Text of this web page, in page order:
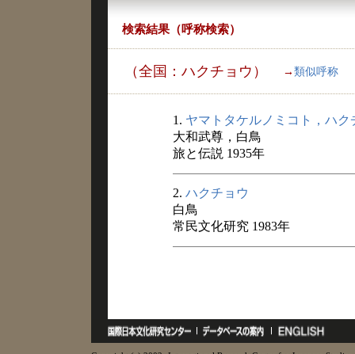
検索結果（呼称検索）
（全国：ハクチョウ） → 類似呼称
1. ヤマトタケルノミコト，ハク
大和武尊，白鳥
旅と伝説 1935年
2. ハクチョウ
白鳥
常民文化研究 1983年